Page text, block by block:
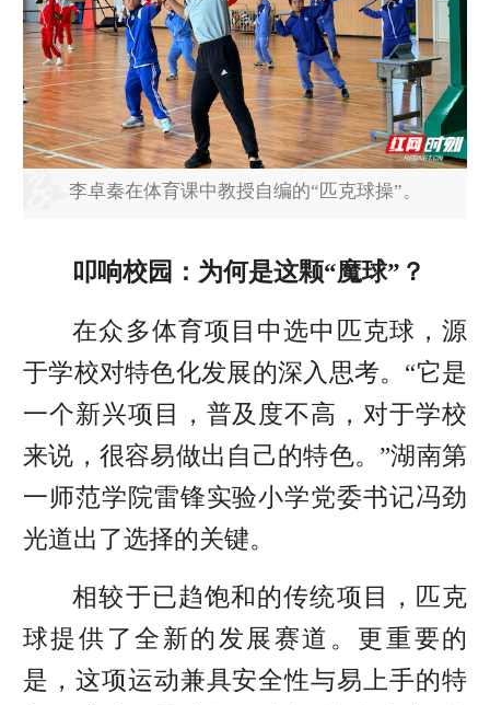
李卓秦在体育课中教授自编的“匹克球操”。
叩响校园：为何是这颗“魔球”？
在众多体育项目中选中匹克球，源
于学校对特色化发展的深入思考。“它是
一个新兴项目，普及度不高，对于学校
来说，很容易做出自己的特色。”湖南第
一师范学院雷锋实验小学党委书记冯劲
光道出了选择的关键。
相较于已趋饱和的传统项目，匹克
球提供了全新的发展赛道。更重要的
是，这项运动兼具安全性与易上手的特